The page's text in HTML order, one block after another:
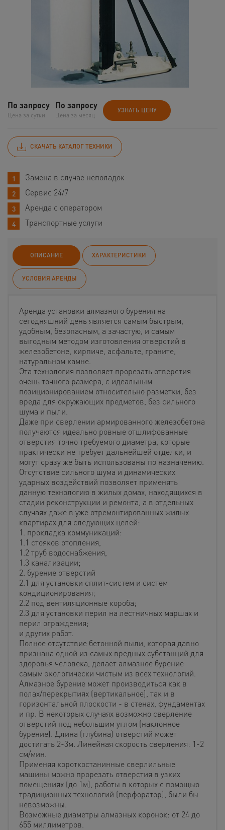
По запросу
Цена за сутки
По запросу
Цена за месяц
УЗНАТЬ ЦЕНУ
СКАЧАТЬ КАТАЛОГ ТЕХНИКИ
Замена в случае неполадок
Сервис 24/7
Аренда с оператором
Транспортные услуги
ОПИСАНИЕ ХАРАКТЕРИСТИКИ
УСЛОВИЯ АРЕНДЫ
Аренда установки алмазного бурения на
сегодняшний день является самым быстрым,
удобным, безопасным, а зачастую, и самым
выгодным методом изготовления отверстий в
железобетоне, кирпиче, асфальте, граните,
натуральном камне.
Эта технология позволяет прорезать отверстия
очень точного размера, с идеальным
позиционированием относительно разметки, без
вреда для окружающих предметов, без сильного
шума и пыли.
Даже при сверлении армированного железобетона
получаются идеально ровные отшлифованные
отверстия точно требуемого диаметра, которые
практически не требует дальнейшей отделки, и
могут сразу же быть использованы по назначению.
Отсутствие сильного шума и динамических
ударных воздействий позволяет применять
данную технологию в жилых домах, находящихся в
стадии реконструкции и ремонта, а в отдельных
случаях даже в уже отремонтированных жилых
квартирах для следующих целей:
1. прокладка коммуникаций:
1.1 стояков отопления,
1.2 труб водоснабжения,
1.3 канализации;
2. бурение отверстий
2.1 для установки сплит-систем и систем
кондиционирования;
2.2 под вентиляционные короба;
2.3 для установки перил на лестничных маршах и
перил ограждения;
и других работ.
Полное отсутствие бетонной пыли, которая давно
признана одной из самых вредных субстанций для
здоровья человека, делает алмазное бурение
самым экологически чистым из всех технологий.
Алмазное бурение может производиться как в
полах/перекрытиях (вертикальное), так и в
горизонтальной плоскости - в стенах, фундаментах
и пр. В некоторых случаях возможно сверление
отверстий под небольшим углом (наклонное
бурение). Длина (глубина) отверстий может
достигать 2-3м. Линейная скорость сверления: 1-2
см/мин.
Применяя короткостанинные сверлильные
машины можно прорезать отверстия в узких
помещениях (до 1м), работы в которых с помощью
традиционных технологий (перфоратор), были бы
невозможны.
Возможные диаметры алмазных коронок: от 24 до
655 миллиметров.